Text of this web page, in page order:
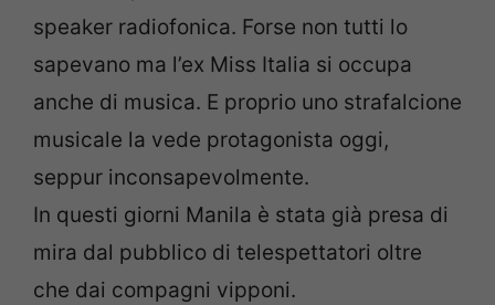
speaker radiofonica. Forse non tutti lo
sapevano ma l’ex Miss Italia si occupa
anche di musica. E proprio uno strafalcione
musicale la vede protagonista oggi,
seppur inconsapevolmente.
In questi giorni Manila è stata già presa di
mira dal pubblico di telespettatori oltre
che dai compagni vipponi.